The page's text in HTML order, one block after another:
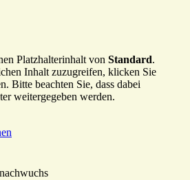
Platzhalterinhalt von Standard.
Inhalt zuzugreifen, klicken Sie
Bitte beachten Sie, dass dabei
weitergegeben werden.